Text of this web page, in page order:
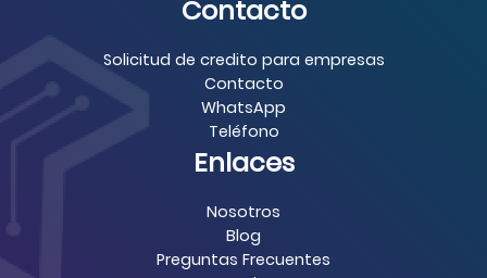
Contacto
Solicitud de credito para empresas
Contacto
WhatsApp
Teléfono
Enlaces
Nosotros
Blog
Preguntas Frecuentes